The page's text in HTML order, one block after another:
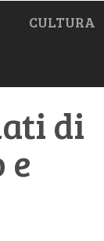
CULTURA
di
e